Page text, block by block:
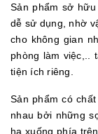
Sản phẩm sở
dễ sử dụng, nhờ
cho không gian
phòng làm việc,..
tiện ích riêng.
Sản phẩm có
nhau bởi những
hạ xuống phía